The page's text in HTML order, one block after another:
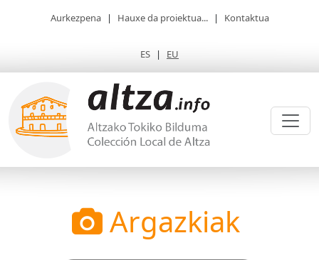
Aurkezpena | Hauxe da proiektua... | Kontaktua
ES | EU
Argazkiak